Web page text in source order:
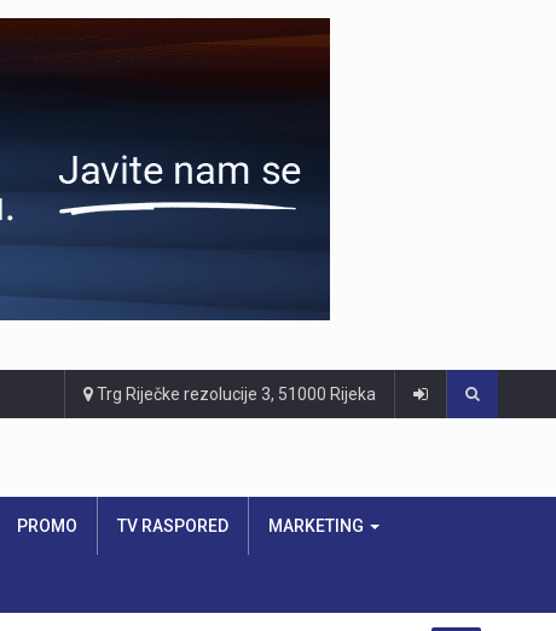
Trg Riječke rezolucije 3, 51000 Rijeka
PROMO TV RASPORED MARKETING